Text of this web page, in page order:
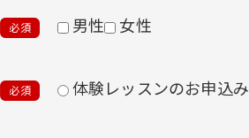
必須 男性 女性
必須 体験レッスンのお申込み